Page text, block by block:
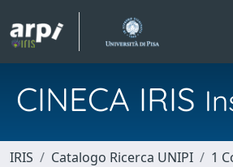
CINECA IRIS
IRIS Catalogo Ricerca UNIPI 1